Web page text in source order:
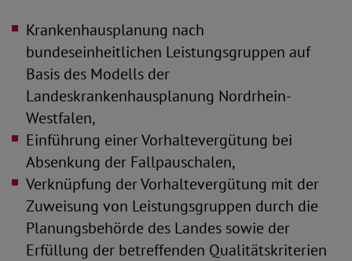
Krankenhausplanung nach
bundeseinheitlichen Leistungsgruppen auf
Basis des Modells der
Landeskrankenhausplanung Nordrhein-
Westfalen,
Einführung einer Vorhaltevergütung bei
Absenkung der Fallpauschalen,
Verknüpfung der Vorhaltevergütung mit der
Zuweisung von Leistungsgruppen durch die
Planungsbehörde des Landes sowie der
Erfüllung der betreffenden Qualitätskriterien